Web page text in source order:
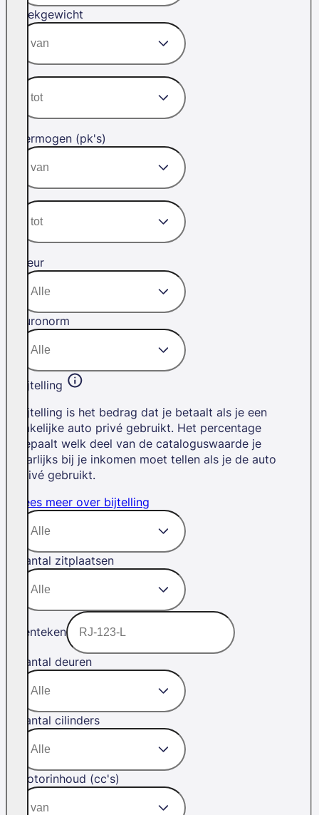
Trekgewicht
Vermogen (pk's)
Kleur
Euronorm
Bijtelling
Bijtelling is het bedrag dat je betaalt als je een
zakelijke auto privé gebruikt. Het percentage
bepaalt welk deel van de cataloguswaarde je
jaarlijks bij je inkomen moet tellen als je de auto
privé gebruikt.
Lees meer over bijtelling
Aantal zitplaatsen
Kenteken
Aantal deuren
Aantal cilinders
Motorinhoud (cc's)